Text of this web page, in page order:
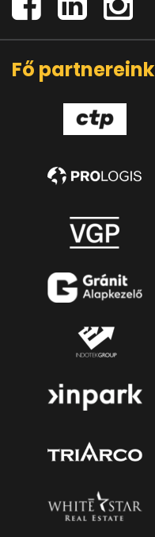
Fő partnereink